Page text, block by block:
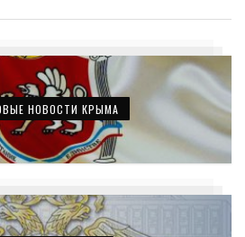
НОВОСТИ КРЫМА